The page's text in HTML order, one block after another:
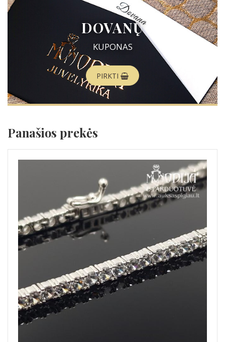
DOVANŲ
KUPONAS
PIRKTI
Panašios prekės